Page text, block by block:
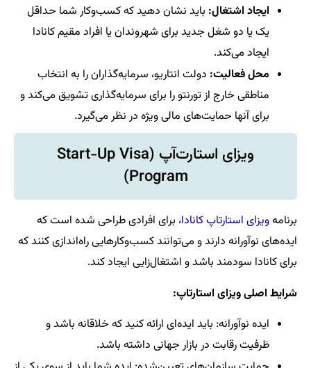
ایجاد اشتغال: باید نشان دهید که کسب‌وکار شما حداقل
یک یا دو شغل جدید برای شهروندان یا افراد مقیم کانادا
ایجاد می‌کند.
محل فعالیت: دولت انتاریو، سرمایه‌گذاران را به انتخاب
مناطقی خارج از تورنتو را برای سرمایه‌گذاری تشویق می‌کند و
برای آنها حمایت‌های مالی ویژه در نظر می‌گیرد.
ویزای استارت‌آپ (Start-Up Visa
Program)
برنامهویزای استارتاپ کانادا، برای افرادی طراحی شده است که
ایده‌های نوآورانه دارند و می‌توانند کسب‌وکارهایی راه‌اندازی کنند که
برای کانادا سودمند باشد و اشتغال‌زایی ایجاد کند.
شرایط اصلی ویزای استارتاپ:
ایده نوآورانه: باید ایده‌ای ارائه کنید که خلاقانه باشد و
ظرفیت رقابت در بازار جهانی داشته باشد.